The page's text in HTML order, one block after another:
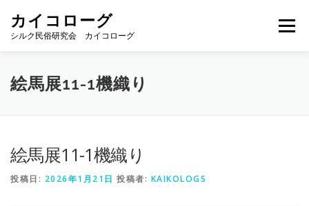
カイコローグ
シルク民俗研究会 カイコローグ
メニュー
カイコローグの歩み 資料館図書
絵馬展11-1機織り
絵馬展11-1機織り
投稿日: 2026年1月21日 投稿者: KAIKOLOGS